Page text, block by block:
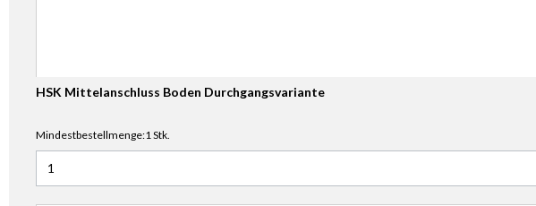
HSK Mittelanschluss Boden Durchgangsvariante
Mindestbestellmenge:1 Stk.
Anzahl für HSK Mittelanschluss Boden Durchgangsvariante